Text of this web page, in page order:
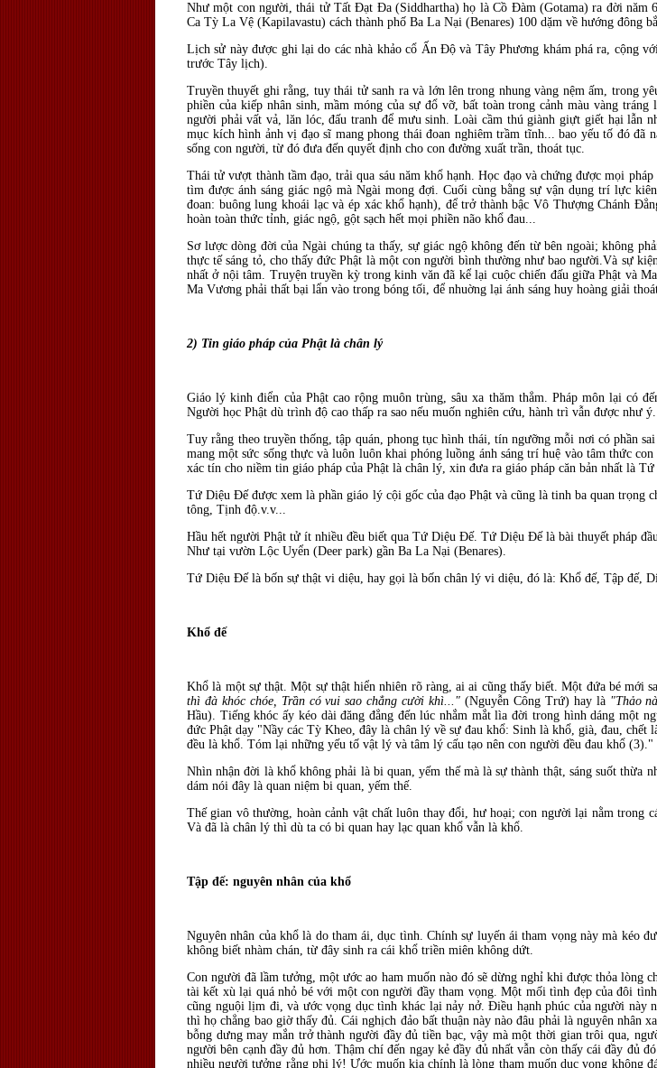
Như một con người, thái tử Tất Đạt Đa (Siddhartha) họ là Cồ Đàm (Gotama) ra đời
Ca Tỳ La Vệ (Kapilavastu) cách thành phố Ba La Nại (Benares) 100 dặm về hướng đông
Lịch sử này được ghi lại do các nhà khảo cổ Ấn Độ và Tây Phương khám phá ra, cộng
trước Tây lịch).
Truyền thuyết ghi rằng, tuy thái tử sanh ra và lớn lên trong nhung vàng nệm ấm, trong
phiền của kiếp nhân sinh, mầm móng của sự đổ vỡ, bất toàn trong cảnh màu vàng
người phải vất vả, lăn lóc, đấu tranh để mưu sinh. Loài cầm thú giành giựt giết hại lẫn
mục kích hình ảnh vị đạo sĩ mang phong thái đoan nghiêm trầm tĩnh... bao yếu tố đó đã
sống con người, từ đó đưa đến quyết định cho con đường xuất trần, thoát tục.
Thái tử vượt thành tầm đạo, trải qua sáu năm khổ hạnh. Học đạo và chứng được mọi
tìm được ánh sáng giác ngộ mà Ngài mong đợi. Cuối cùng bằng sự vận dụng trí lực
đoan: buông lung khoái lạc và ép xác khổ hạnh), để trở thành bậc Vô Thượng Chánh
hoàn toàn thức tỉnh, giác ngộ, gột sạch hết mọi phiền não khổ đau...
Sơ lược dòng đời của Ngài chúng ta thấy, sự giác ngộ không đến từ bên ngoài; không
thực tế sáng tỏ, cho thấy đức Phật là một con người bình thường như bao người.Và sự
nhất ở nội tâm. Truyện truyền kỳ trong kinh văn đã kể lại cuộc chiến đấu giữa Phật và
Ma Vương phải thất bại lẩn vào trong bóng tối, để nhuờng lại ánh sáng huy hoàng giải
2) Tin giáo pháp của Phật là chân lý
Giáo lý kinh điển của Phật cao rộng muôn trùng, sâu xa thăm thẳm. Pháp môn lại có
Người học Phật dù trình độ cao thấp ra sao nếu muốn nghiên cứu, hành trì vẫn được như ý.
Tuy rằng theo truyền thống, tập quán, phong tục hình thái, tín ngưỡng mỗi nơi có phần
mang một sức sống thực và luôn luôn khai phóng luồng ánh sáng trí huệ vào tâm thức
xác tín cho niềm tin giáo pháp của Phật là chân lý, xin đưa ra giáo pháp căn bản nhất là
Tứ Diệu Đế được xem là phần giáo lý cội gốc của đạo Phật và cũng là tinh ba quan
tông, Tịnh độ.v.v...
Hầu hết người Phật tử ít nhiều đều biết qua Tứ Diệu Đế. Tứ Diệu Đế là bài thuyết pháp
Như tại vườn Lộc Uyển (Deer park) gần Ba La Nại (Benares).
Tứ Diệu Đế là bốn sự thật vi diệu, hay gọi là bốn chân lý vi diệu, đó là: Khổ đế, Tập đế,
Khổ đế
Khổ là một sự thật. Một sự thật hiển nhiên rõ ràng, ai ai cũng thấy biết. Một đứa bé mới
thì đà khóc chóe, Trần có vui sao chẳng cười khì..." (Nguyễn Công Trứ) hay là "Thảo
Hầu). Tiếng khóc ấy kéo dài đăng đẳng đến lúc nhắm mắt lìa đời trong hình dáng một
đức Phật dạy "Nầy các Tỳ Kheo, đây là chân lý về sự đau khổ: Sinh là khổ, già, đau,
đều là khổ. Tóm lại những yếu tố vật lý và tâm lý cấu tạo nên con người đều đau khổ (3)."
Nhìn nhận đời là khổ không phải là bi quan, yếm thế mà là sự thành thật, sáng suốt
dám nói đây là quan niệm bi quan, yếm thế.
Thế gian vô thường, hoàn cảnh vật chất luôn thay đổi, hư hoại; con người lại nằm trong
Và đã là chân lý thì dù ta có bi quan hay lạc quan khổ vẫn là khổ.
Tập đế: nguyên nhân của khổ
Nguyên nhân của khổ là do tham ái, dục tình. Chính sự luyến ái tham vọng này mà kéo
không biết nhàm chán, từ đây sinh ra cái khổ triền miên không dứt.
Con người đã lầm tưởng, một ước ao ham muốn nào đó sẽ dừng nghỉ khi được thỏa lòng
tài kết xù lại quá nhỏ bé với một con người đầy tham vọng. Một mối tình đẹp của đôi
cũng nguội lịm đi, và ước vọng dục tình khác lại nảy nở. Điều hạnh phúc của người này
thì họ chẳng bao giờ thấy đủ. Cái nghịch đảo bất thuận này nào đâu phải là nguyên nhân
bỗng dưng may mắn trở thành người đầy đủ tiền bạc, vậy mà một thời gian trôi qua,
người bên cạnh đầy đủ hơn. Thậm chí đến ngay kẻ đầy đủ nhất vẫn còn thấy cái đầy đủ
nhiều người tưởng rằng phi lý! Ước muốn kia chính là lòng tham muốn dục vọng không